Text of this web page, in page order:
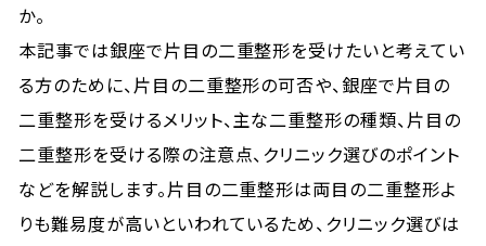
か。
本記事では銀座で片目の二重整形を受けたいと考えてい
る方のために、片目の二重整形の可否や、銀座で片目の
二重整形を受けるメリット、主な二重整形の種類、片目の
二重整形を受ける際の注意点、クリニック選びのポイント
などを解説します。片目の二重整形は両目の二重整形よ
りも難易度が高いといわれているため、クリニック選びは